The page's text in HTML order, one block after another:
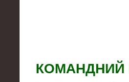
КОМАНДНИЙ